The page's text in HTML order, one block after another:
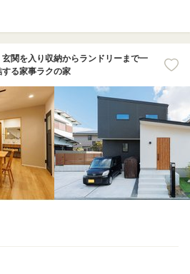
玄関を入り収納からランドリーまで一
る家事ラクの家